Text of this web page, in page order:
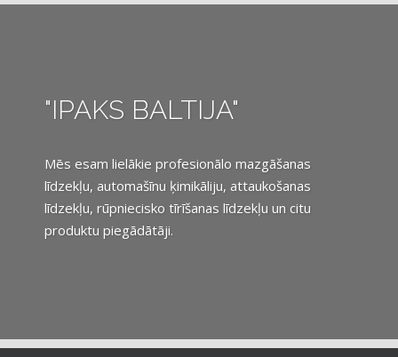
"IPAKS BALTIJA"
Mēs esam lielākie profesionālo mazgāšanas
līdzekļu, automašīnu ķimikāliju, attaukošanas
līdzekļu, rūpniecisko tīrīšanas līdzekļu un citu
produktu piegādātāji.